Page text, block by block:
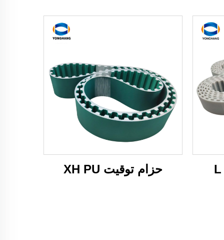
حزام توقيت XH PU